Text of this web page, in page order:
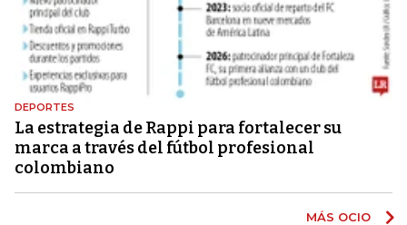
DEPORTES
La estrategia de Rappi para fortalecer su
marca a través del fútbol profesional
colombiano
MÁS OCIO